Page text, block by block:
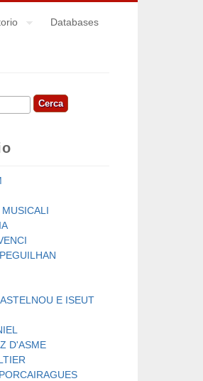
Databases
E ISEUT
D'ASME